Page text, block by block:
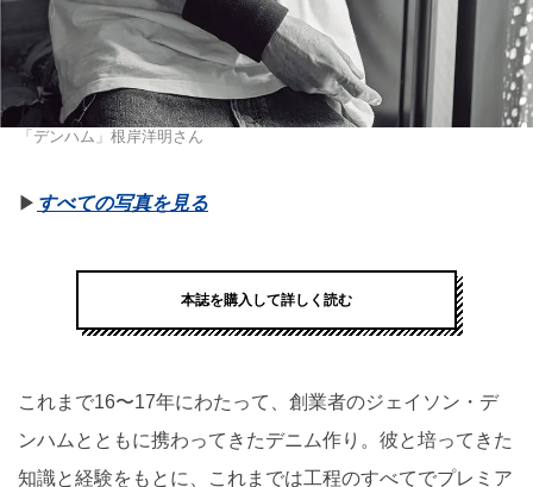
「デンハム」根岸洋明さん
▶︎ すべての写真を見る
本誌を購入して詳しく読む
これまで16〜17年にわたって、創業者のジェイソン・デ
ンハムとともに携わってきたデニム作り。彼と培ってきた
知識と経験をもとに、これまでは工程のすべてでプレミア